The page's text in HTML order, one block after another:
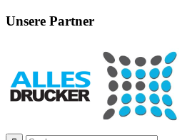
Unsere Partner